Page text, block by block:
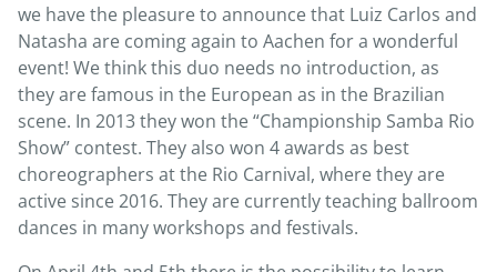
we have the pleasure to announce that Luiz Carlos and
Natasha are coming again to Aachen for a wonderful
event! We think this duo needs no introduction, as
they are famous in the European as in the Brazilian
scene. In 2013 they won the “Championship Samba Rio
Show” contest. They also won 4 awards as best
choreographers at the Rio Carnival, where they are
active since 2016. They are currently teaching ballroom
dances in many workshops and festivals.